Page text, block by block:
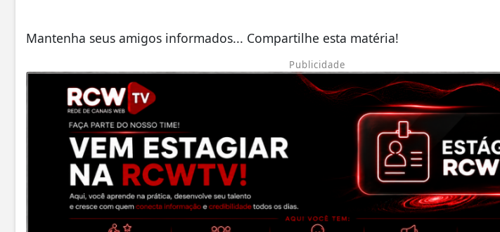
Mantenha seus amigos informados... Compartilhe esta matéria!
Publicidade